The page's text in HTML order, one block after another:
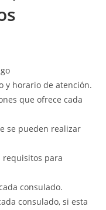
y horario de atención.
que ofrece cada
se pueden realizar
requisitos para
consulado.
consulado, si esta